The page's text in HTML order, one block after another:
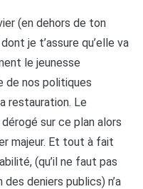
(en dehors de ton
je t’assure qu’elle va
le jeunesse
de nos politiques
restauration. Le
dérogé sur ce plan alors
majeur. Et tout à fait
(qu’il ne faut pas
deniers publics) n’a